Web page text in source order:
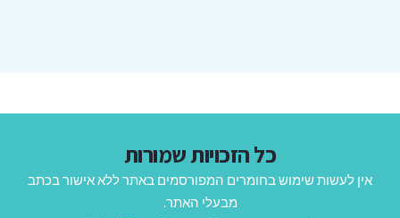
כל הזכויות שמורות
אין לעשות שימוש בחומרים המפורסמים באתר ללא אישור בכתב
מבעלי האתר.